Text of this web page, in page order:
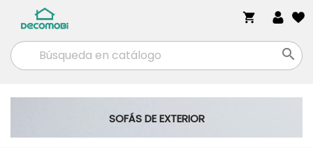
shopping_cart

SOFÁS DE EXTERIOR